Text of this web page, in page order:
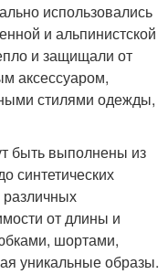
использовались
и альпинистской
и защищали от
аксессуаром,
стилями одежды,
быть выполнены из
синтетических
различных
от длины и
шортами,
уникальные образы.